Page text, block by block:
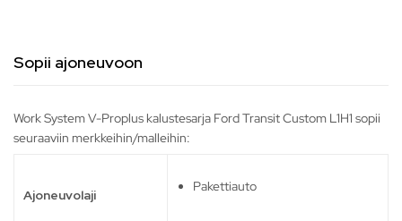
Sopii ajoneuvoon
Work System V-Proplus kalustesarja Ford Transit Custom L1H1 sopii
seuraaviin merkkeihin/malleihin:
Ajoneuvolaji
Pakettiauto